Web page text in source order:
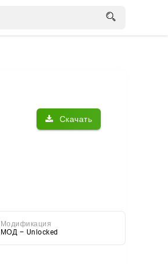
Скачать
Модификация
МОД – Unlocked